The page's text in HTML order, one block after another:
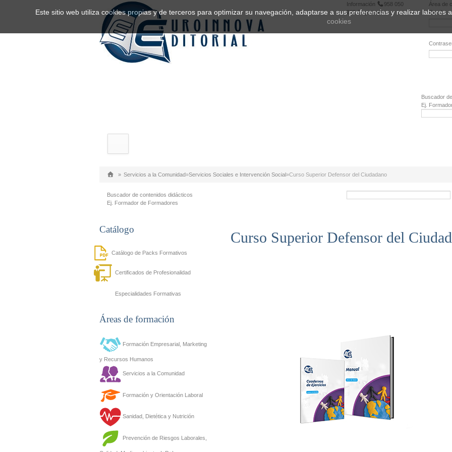
Información
958 050
222 Registrarse
Área de
Email:
Buscador
Ej.
» Servicios a la Comunidad»Servicios Sociales e Intervención Social»Curso Superior Defensor del Ciudadano
Buscador de contenidos didácticos
Ej. Formador de Formadores
Catálogo
Catálogo de Packs Formativos
Certificados de Profesionalidad
Especialidades Formativas
Áreas de formación
Formación Empresarial, Marketing
y Recursos Humanos
Servicios a la Comunidad
Formación y Orientación Laboral
Sanidad, Dietética y Nutrición
Prevención de Riesgos Laborales,
Curso Superior Defensor del
Este sitio web utiliza cookies propias y de terceros para optimizar su navegación, adaptarse a sus preferencias y realizar
cookies